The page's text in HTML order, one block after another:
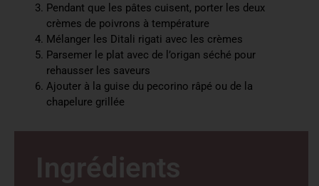
Pendant que les pâtes cuisent, porter les deux
crèmes de poivrons à température
Mélanger les Ditali rigati avec les crèmes
Parsemer le plat avec de l’origan séché pour
rehausser les saveurs
Ajouter à la guise du pecorino râpé ou de la
chapelure grillée
Ingrédients